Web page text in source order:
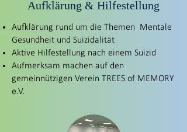
Aufklärung & Hilfestellung
Aufklärung rund um die Themen
Mentale
Gesundheit und Suizidalität
Aktive Hilfestellung nach einem Suizid
Aufmerksam machen auf den
gemeinnützigen Verein TREES of MEMORY
e.V.